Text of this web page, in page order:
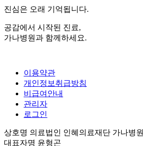
진심은 오래 기억됩니다.
공감에서 시작된 진료,
가나병원과 함께하세요.
이용약관
개인정보취급방침
비급여안내
관리자
로그인
상호명 의료법인 인혜의료재단 가나병원
대표자명 윤형곤